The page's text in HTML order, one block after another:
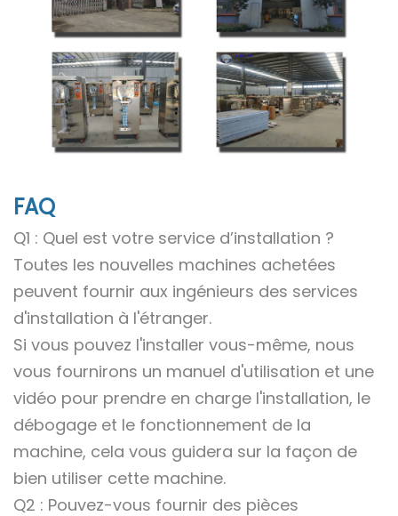
FAQ
Q1 : Quel est votre service d’installation ?
Toutes les nouvelles machines achetées
peuvent fournir aux ingénieurs des services
d'installation à l'étranger.
Si vous pouvez l'installer vous-même, nous
vous fournirons un manuel d'utilisation et une
vidéo pour prendre en charge l'installation, le
débogage et le fonctionnement de la
machine, cela vous guidera sur la façon de
bien utiliser cette machine.
Q2 : Pouvez-vous fournir des pièces